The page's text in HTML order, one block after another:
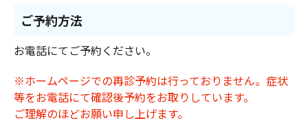
ご予約方法
お電話にてご予約ください。
※ホームページでの再診予約は行っておりません。症状
等をお電話にて確認後予約をお取りしています。
ご理解のほどお願い申し上げます。